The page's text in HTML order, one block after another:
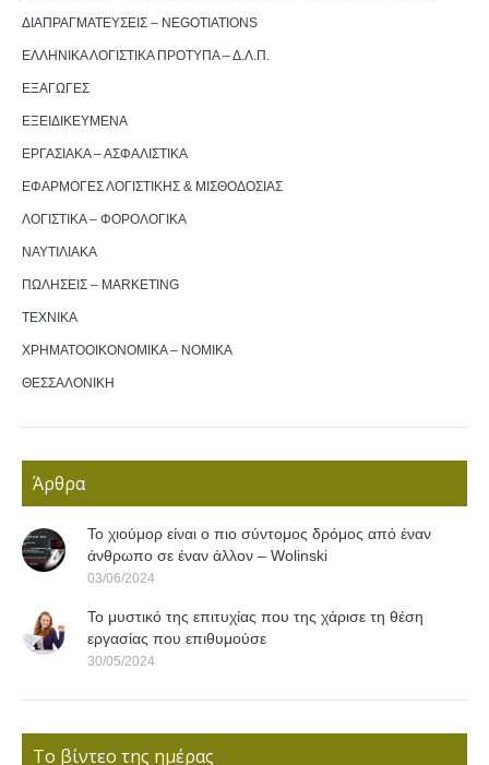
ΔΙΑΠΡΑΓΜΑΤΕΥΣΕΙΣ – NEGOTIATIONS
ΕΛΛΗΝΙΚΑ ΛΟΓΙΣΤΙΚΑ ΠΡΟΤΥΠΑ – Δ.Λ.Π.
ΕΞΑΓΩΓΕΣ
ΕΞΕΙΔΙΚΕΥΜΕΝΑ
ΕΡΓΑΣΙΑΚΑ – ΑΣΦΑΛΙΣΤΙΚΑ
ΕΦΑΡΜΟΓΕΣ ΛΟΓΙΣΤΙΚΗΣ & ΜΙΣΘΟΔΟΣΙΑΣ
ΛΟΓΙΣΤΙΚΑ – ΦΟΡΟΛΟΓΙΚΑ
ΝΑΥΤΙΛΙΑΚΑ
ΠΩΛΗΣΕΙΣ – MARKETING
ΤΕΧΝΙΚΑ
ΧΡΗΜΑΤΟΟΙΚΟΝΟΜΙΚΑ – ΝΟΜΙΚΑ
ΘΕΣΣΑΛΟΝΙΚΗ
Άρθρα
Το χιούμορ είναι ο πιο σύντομος δρόμος από έναν
άνθρωπο σε έναν άλλον – Wolinski
03/06/2024
Το μυστικό της επιτυχίας που της χάρισε τη θέση
εργασίας που επιθυμούσε
30/05/2024
Το βίντεο της ημέρας